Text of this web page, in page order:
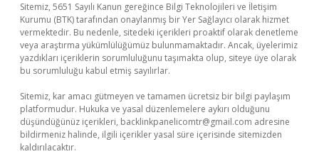
Sitemiz, 5651 Sayılı Kanun gereğince Bilgi Teknolojileri ve İletişim
Kurumu (BTK) tarafından onaylanmış bir Yer Sağlayıcı olarak hizmet
vermektedir. Bu nedenle, sitedeki içerikleri proaktif olarak denetleme
veya araştırma yükümlülüğümüz bulunmamaktadır. Ancak, üyelerimiz
yazdıkları içeriklerin sorumluluğunu taşımakta olup, siteye üye olarak
bu sorumluluğu kabul etmiş sayılırlar.
Sitemiz, kar amacı gütmeyen ve tamamen ücretsiz bir bilgi paylaşım
platformudur. Hukuka ve yasal düzenlemelere aykırı olduğunu
düşündüğünüz içerikleri, backlinkpanelicomtr@gmail.com adresine
bildirmeniz halinde, ilgili içerikler yasal süre içerisinde sitemizden
kaldırılacaktır.